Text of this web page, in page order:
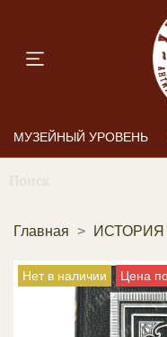
МУЗЕЙНЫЙ УРОВЕНЬ
Главная
Нет в наличии Цена